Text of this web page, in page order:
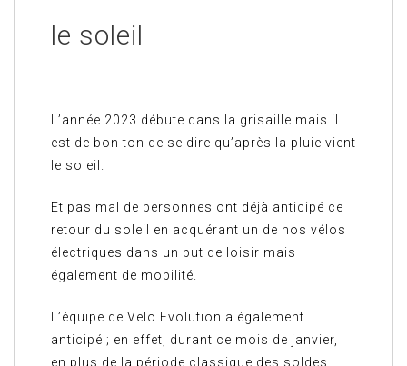
le soleil
L’année 2023 débute dans la grisaille mais il
est de bon ton de se dire qu’après la pluie vient
le soleil.
Et pas mal de personnes ont déjà anticipé ce
retour du soleil en acquérant un de nos vélos
électriques dans un but de loisir mais
également de mobilité.
L’équipe de Velo Evolution a également
anticipé ; en effet, durant ce mois de janvier,
en plus de la période classique des soldes,